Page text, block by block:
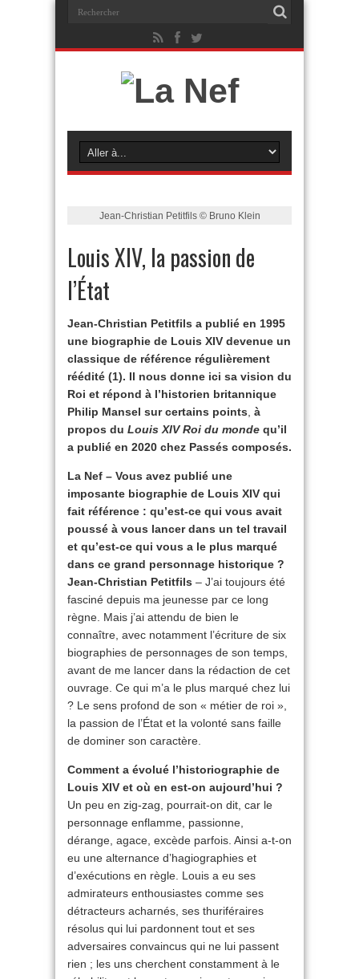
Jean-Christian Petitfils © Bruno Klein
Louis XIV, la passion de
l’État
Jean-Christian Petitfils a publié en 1995
une biographie de Louis XIV devenue un
classique de référence régulièrement
réédité (1). Il nous donne ici sa vision du
Roi et répond à l’historien britannique
Philip Mansel sur certains points à
propos du Louis XIV Roi du monde qu’il
a publié en 2020 chez Passés composés.
La Nef – Vous avez publié une
imposante biographie de Louis XIV qui
fait référence : qu’est-ce qui vous avait
poussé à vous lancer dans un tel travail
et qu’est-ce qui vous a le plus marqué
dans ce grand personnage historique ?
Jean-Christian Petitfils – J’ai toujours été
fasciné depuis ma jeunesse par ce long
règne. Mais j’ai attendu de bien le
connaître, avec notamment l’écriture de six
biographies de personnages de son temps,
avant de me lancer dans la rédaction de cet
ouvrage. Ce qui m’a le plus marqué chez lui
? Le sens profond de son « métier de roi »,
la passion de l’État et la volonté sans faille
de dominer son caractère.
Comment a évolué l’historiographie de
Louis XIV et où en est-on aujourd’hui ?
Un peu en zig-zag, pourrait-on dit, car le
personnage enflamme, passionne,
dérange, agace, excède parfois. Ainsi a-t-on
eu une alternance d’hagiographies et
d’exécutions en règle. Louis a eu ses
admirateurs enthousiastes comme ses
détracteurs acharnés, ses thuriféraires
résolus qui lui pardonnent tout et ses
adversaires convaincus qui ne lui passent
rien ; les uns cherchent constamment à le